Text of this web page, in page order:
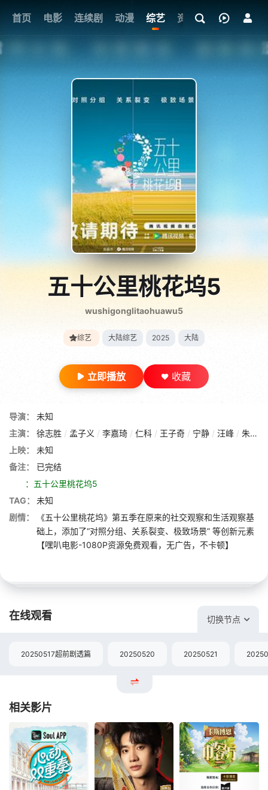
首页 电影 连续剧 动漫 综艺 资讯
五十公里桃花坞5
wushigonglitaohuawu5
综艺 大陆综艺 2025 大陆
立即播放 收藏
导演：
未知
主演：
徐志胜 / 孟子义 / 李嘉琦 / 仁科 / 王子奇 / 宁静 / 汪峰 / 朱丹
上映：
未知
备注：
已完结
：五十公里桃花坞5
TAG：
未知
剧情：
《五十公里桃花坞》第五季在原来的社交观察和生活观察基
础上，添加了“对照分组、关系裂变、极致场景” 等创新元素
【嘿叭电影-1080P资源免费观看，无广告，不卡顿】
在线观看 切换节点
20250517超前剧透篇 20250520 20250521
相关影片